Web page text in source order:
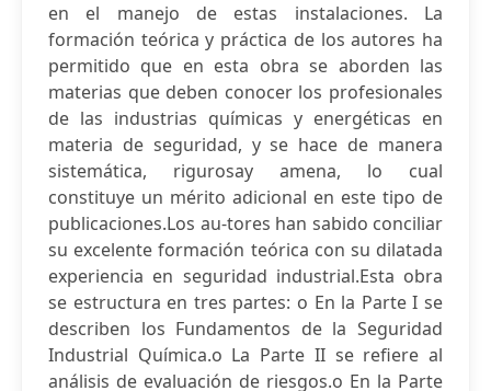
en el manejo de estas instalaciones. La
formación teórica y práctica de los autores ha
permitido que en esta obra se aborden las
materias que deben conocer los profesionales
de las industrias químicas y energéticas en
materia de seguridad, y se hace de manera
sistemática, rigurosay amena, lo cual
constituye un mérito adicional en este tipo de
publicaciones.Los au-tores han sabido conciliar
su excelente formación teórica con su dilatada
experiencia en seguridad industrial.Esta obra
se estructura en tres partes: o En la Parte I se
describen los Fundamentos de la Seguridad
Industrial Química.o La Parte II se refiere al
análisis de evaluación de riesgos.o En la Parte